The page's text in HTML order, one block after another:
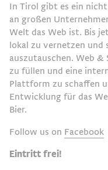
In Tirol gibt es ein
an großen
Welt das Web ist. Bis
lokal zu vernetzen und
auszutauschen. Web &
zu füllen und eine
Plattform zu schaffen
Entwicklung für das
Bier.
Follow us on Facebook
Eintritt frei!